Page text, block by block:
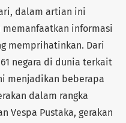
dalam artian ini
informasi
memprihatinkan. Dari
negara di dunia terkait
menjadikan beberapa
dalam rangka
Vespa Pustaka, gerakan